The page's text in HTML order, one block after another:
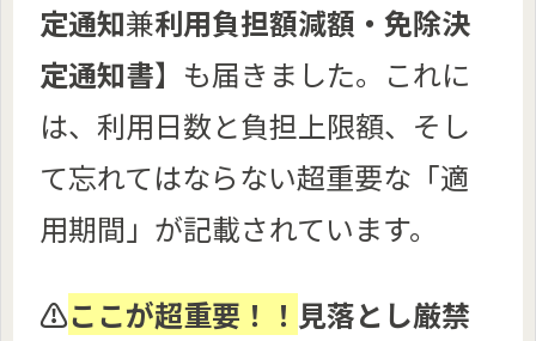
定通知兼利用負担額減額・免除決
定通知書】も届きました。これに
は、利用日数と負担上限額、そし
て忘れてはならない超重要な「適
用期間」が記載されています。
⚠️ここが超重要！！ 見落とし厳禁